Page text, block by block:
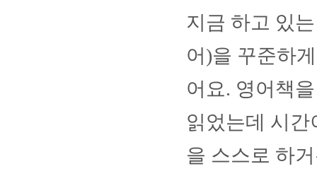
지금 하고 있
어 )을 꾸준하
어요. 영어책
읽었는데 시
을 스스로 하